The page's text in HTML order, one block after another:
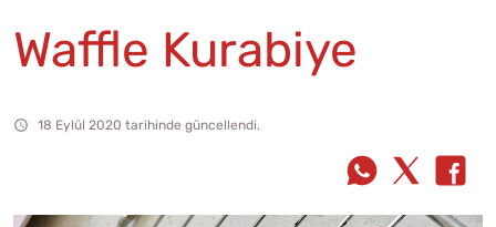
Waffle Kurabiye
18 Eylül 2020 tarihinde güncellendi.